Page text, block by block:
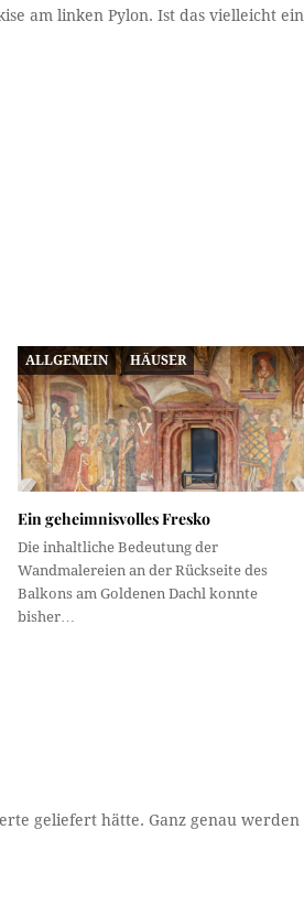
am linken Pylon. Ist das vielleicht ein
ALLGEMEIN HÄUSER
Ein geheimnisvolles Fresko
Die inhaltliche Bedeutung der
Wandmalereien an der Rückseite des
Balkons am Goldenen Dachl konnte
bisher…
geliefert hätte. Ganz genau werden